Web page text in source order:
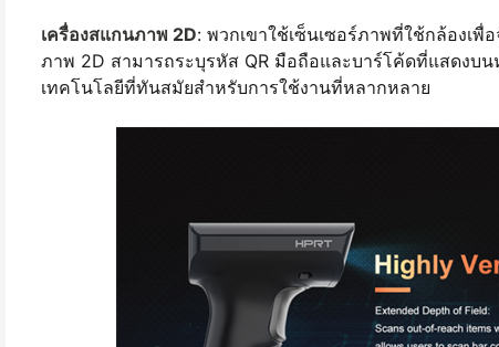
เครื่องสแกนภาพ 2D: พวกเขาใช้เซ็นเซอร์ภาพที่ใช้กล้องเ
ภาพ 2D สามารถระบุรหัส QR มือถือและบาร์โค้ดที่แสดงบ
เทคโนโลยีที่ทันสมัยสำหรับการใช้งานที่หลากหลาย